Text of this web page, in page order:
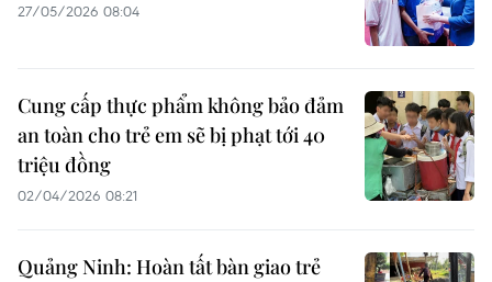
27/05/2026 08:04
Cung cấp thực phẩm không bảo đảm
an toàn cho trẻ em sẽ bị phạt tới 40
triệu đồng
02/04/2026 08:21
Quảng Ninh: Hoàn tất bàn giao trẻ